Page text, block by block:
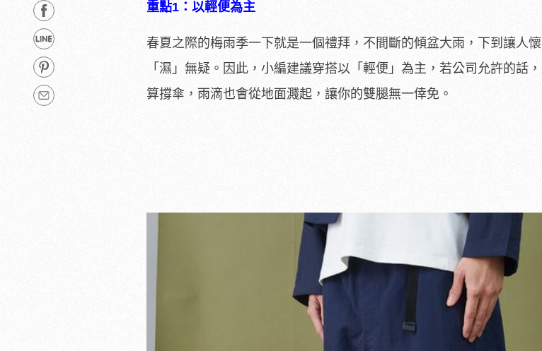
重點1：以輕便為主
春夏之際的梅雨季一下就是一個禮拜，不間斷的傾盆大雨，下到讓人
「濕」無疑。因此，小編建議穿搭以「輕便」為主，若公司允許的話
算撐傘，雨滴也會從地面濺起，讓你的雙腿無一倖免。